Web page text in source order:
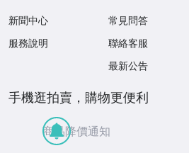
新聞中心
服務說明
常見問答
聯絡客服
最新公告
手機逛拍賣，購物更便利
商品降價通知